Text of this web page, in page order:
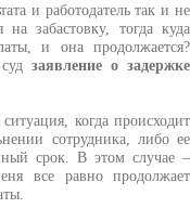
и работодатель так и не
забастовку, тогда куда
и она продолжается?
судзаявление о задержке
когда происходит
сотрудника, либо ее
срок. В этом случае –
все равно продолжает